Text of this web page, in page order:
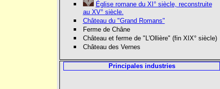
Église romane du XI° siècle, reconstruite
au XV° siècle.
Château du "Grand Romans"
Ferme de Châne
Château et ferme de "L'Ollière" (fin XIX° siècle)
Château des Vernes
Principales industries